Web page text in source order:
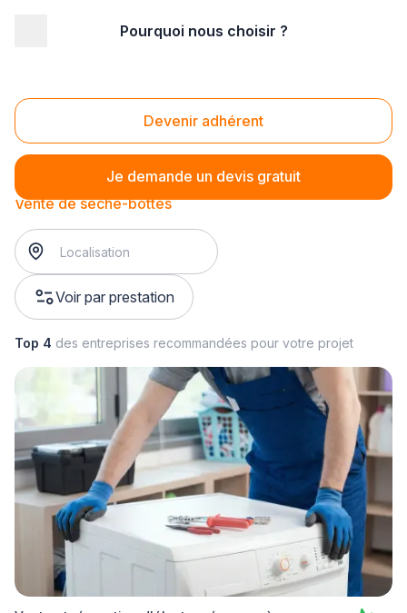
Pourquoi nous choisir ?
Devenir adhérent
Je demande un devis gratuit
Vente de sèche-bottes
Vente de sèche-bottes
Voir par prestation
Top 4 des entreprises recommandées pour votre projet